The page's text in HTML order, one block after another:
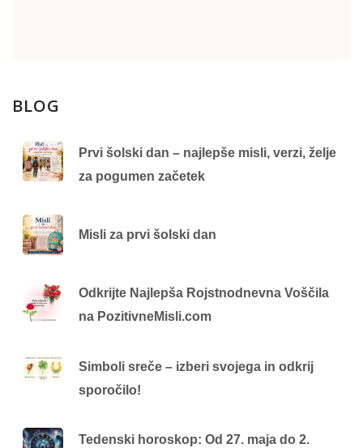
BLOG
Prvi šolski dan – najlepše misli, verzi, želje
za pogumen začetek
Misli za prvi šolski dan
Odkrijte Najlepša Rojstnodnevna Voščila
na PozitivneMisli.com
Simboli sreče – izberi svojega in odkrij
sporočilo!
Tedenski horoskop: Od 27. maja do 2.